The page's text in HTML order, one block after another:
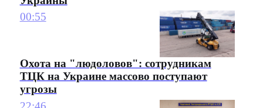
00:55
Охота на "людоловов": сотрудникам
ТЦК на Украине массово поступают
угрозы